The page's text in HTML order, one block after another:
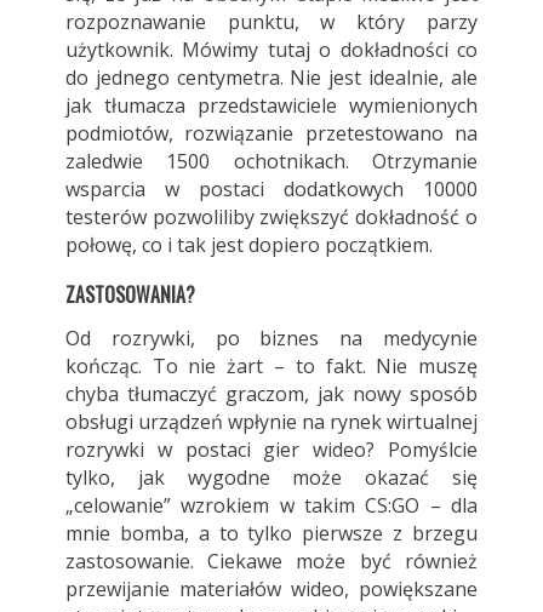
rozpoznawanie punktu, w który parzy
użytkownik. Mówimy tutaj o dokładności co
do jednego centymetra. Nie jest idealnie, ale
jak tłumacza przedstawiciele wymienionych
podmiotów, rozwiązanie przetestowano na
zaledwie 1500 ochotnikach. Otrzymanie
wsparcia w postaci dodatkowych 10000
testerów pozwoliliby zwiększyć dokładność o
połowę, co i tak jest dopiero początkiem.
ZASTOSOWANIA?
Od rozrywki, po biznes na medycynie
kończąc. To nie żart – to fakt. Nie muszę
chyba tłumaczyć graczom, jak nowy sposób
obsługi urządzeń wpłynie na rynek wirtualnej
rozrywki w postaci gier wideo? Pomyślcie
tylko, jak wygodne może okazać się
„celowanie” wzrokiem w takim CS:GO – dla
mnie bomba, a to tylko pierwsze z brzegu
zastosowanie. Ciekawe może być również
przewijanie materiałów wideo, powiększane